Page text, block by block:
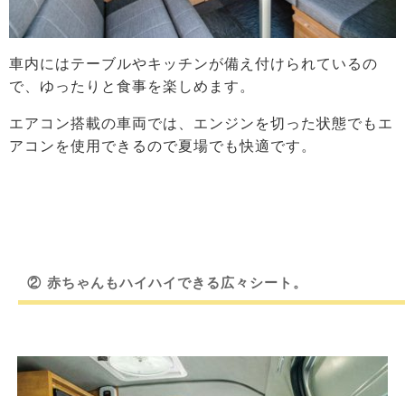
車内にはテーブルやキッチンが備え付けられているの
で、ゆったりと食事を楽しめます。
エアコン搭載の車両では、エンジンを切った状態でもエ
アコンを使用できるので夏場でも快適です。
② 赤ちゃんもハイハイできる広々シート。